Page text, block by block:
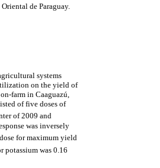
de Paraguay.
systems
on the yield of
farm in Caaguazú,
of five doses of
of 2009 and
was inversely
dose for maximum yield
potassium was 0.16